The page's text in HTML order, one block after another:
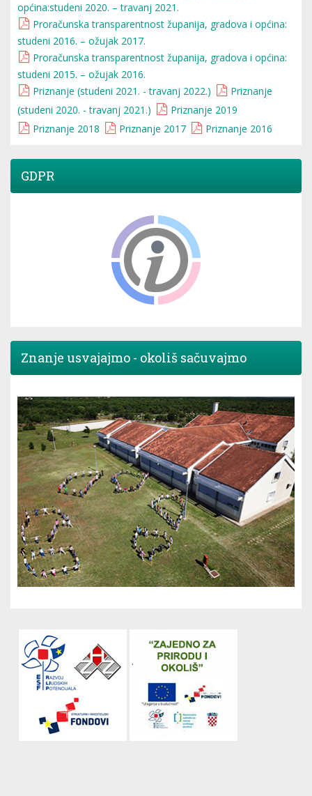
općina:studeni 2020. – travanj 2021.
Proračunska transparentnost županija, gradova i općina:
studeni 2016. – ožujak 2017.
Proračunska transparentnost županija, gradova i općina:
studeni 2015. – ožujak 2016.
Priznanje (studeni 2021. - travanj 2022.)
Priznanje
(studeni 2020. - travanj 2021.)
Priznanje 2019
Priznanje 2018
Priznanje 2017 Priznanje 2016
GDPR
Znanje usvajajmo - okoliš sačuvajmo